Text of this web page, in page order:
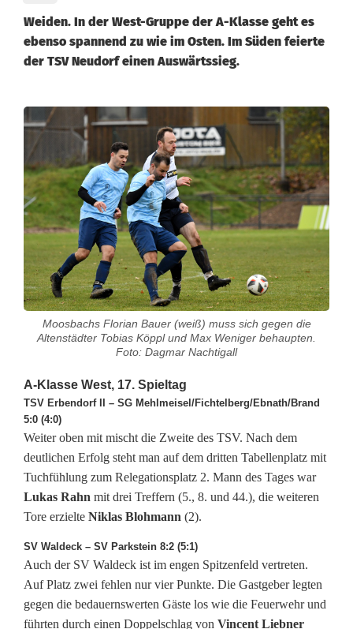
Weiden. In der West-Gruppe der A-Klasse geht es
ebenso spannend zu wie im Osten. Im Süden feierte
der TSV Neudorf einen Auswärtssieg.
A
K
l
a
s
s
e
s
t
u
n
d
O
s
Moosbachs Florian Bauer (weiß) muss sich gegen die
Altenstädter Tobias Köppl und Max Weniger behaupten.
Foto: Dagmar Nachtigall
A-Klasse West, 17. Spieltag
TSV Erbendorf II – SG Mehlmeisel/Fichtelberg/Ebnath/Brand
5:0 (4:0)
Weiter oben mit mischt die Zweite des TSV. Nach dem
deutlichen Erfolg steht man auf dem dritten Tabellenplatz mit
Tuchfühlung zum Relegationsplatz 2. Mann des Tages war
Lukas Rahn mit drei Treffern (5., 8. und 44.), die weiteren
Tore erzielte Niklas Blohmann (2).
SV Waldeck – SV Parkstein 8:2 (5:1)
Auch der SV Waldeck ist im engen Spitzenfeld vertreten.
Auf Platz zwei fehlen nur vier Punkte. Die Gastgeber legten
gegen die bedauernswerten Gäste los wie die Feuerwehr und
führten durch einen Doppelschlag von Vincent Liebner